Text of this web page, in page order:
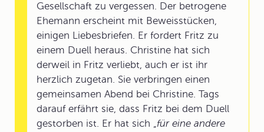
Gesellschaft zu vergessen. Der betrogene
Ehemann erscheint mit Beweisstücken,
einigen Liebesbriefen. Er fordert Fritz zu
einem Duell heraus. Christine hat sich
derweil in Fritz verliebt, auch er ist ihr
herzlich zugetan. Sie verbringen einen
gemeinsamen Abend bei Christine. Tags
darauf erfährt sie, dass Fritz bei dem Duell
gestorben ist. Er hat sich „für eine andere